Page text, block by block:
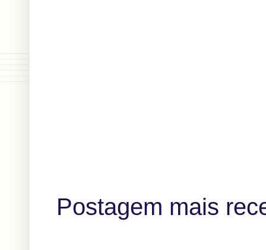
Postagem mais